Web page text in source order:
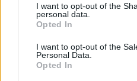
not limited to your visit or
grant or deny consent to
use your data for below
consent section.
I want to opt-out of the
personal data.
Opted In
I want to opt-out of the
Personal Data.
Opted In
Οι άνθρωποι, οι
το ελληνικό
πολιτισμός που μας